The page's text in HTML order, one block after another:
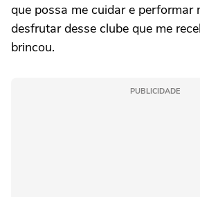
que possa me cuidar e performar
desfrutar desse clube que me
brincou.
PUBLICIDADE